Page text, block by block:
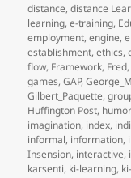
distance,distance
learning,e-training,
employment,engine,
establishment,ethics,
flow, Framework, Fred
games,GAP,
Gilbert_Paquette,
Huffington Post,
imagination, index,
informal, information,
Insension, interactive,
karsenti, ki-learning,